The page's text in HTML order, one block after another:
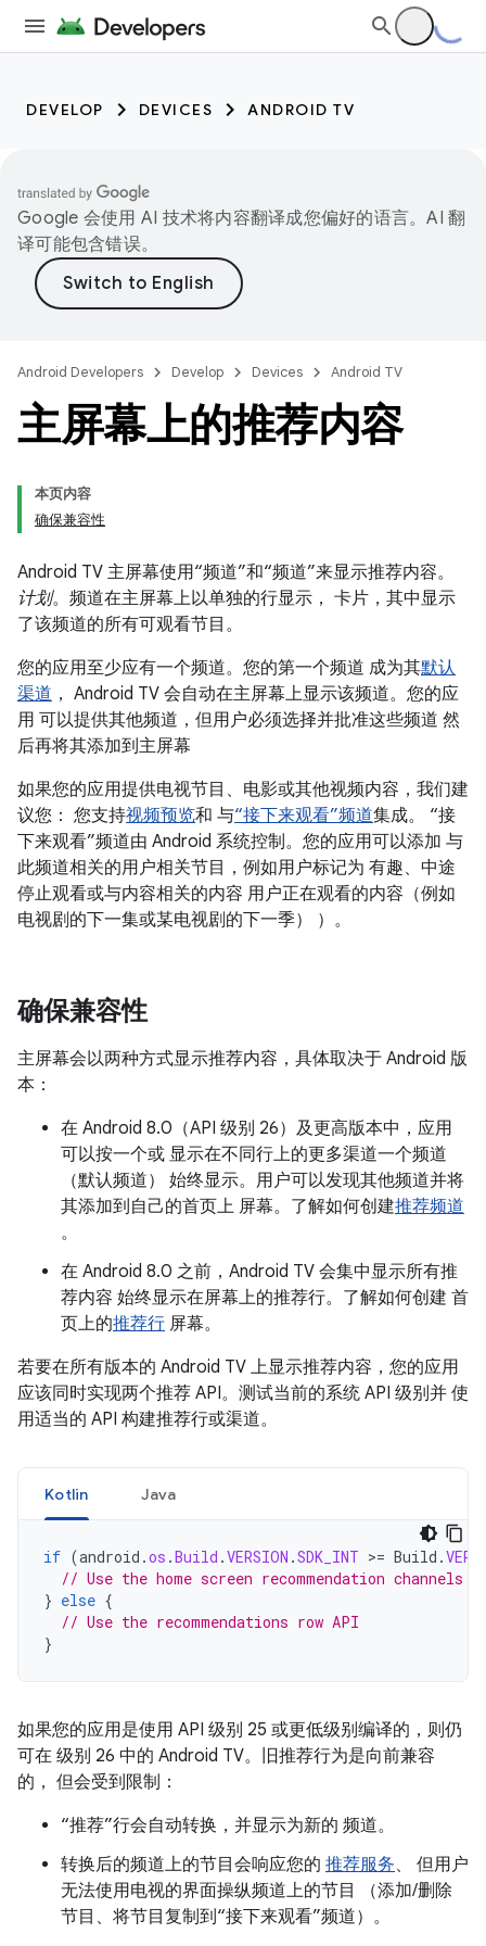
DEVELOP DEVICES ANDROID TV
Google 会使用 AI 技术将内容翻译成您偏好的语言。AI 翻
译可能包含错误。
Android Developers Develop Devices Android TV
主屏幕上的推荐内容
本页内容
确保兼容性
Android TV 主屏幕使用“频道”和“频道”来显示推荐内容。
计划。频道在主屏幕上以单独的行显示， 卡片，其中显示
了该频道的所有可观看节目。
您的应用至少应有一个频道。您的第一个频道 成为其默认
渠道 ， Android TV 会自动在主屏幕上显示该频道。您的应
用 可以提供其他频道，但用户必须选择并批准这些频道 然
后再将其添加到主屏幕
如果您的应用提供电视节目、电影或其他视频内容，我们建
议您： 您支持视频预览和 与“接下来观看”频道集成。 “接
下来观看”频道由 Android 系统控制。您的应用可以添加 与
此频道相关的用户相关节目，例如用户标记为 有趣、中途
停止观看或与内容相关的内容 用户正在观看的内容（例如
电视剧的下一集或某电视剧的下一季） ）。
确保兼容性
主屏幕会以两种方式显示推荐内容，具体取决于 Android 版
本：
在 Android 8.0（API 级别 26）及更高版本中，应用
可以按一个或 显示在不同行上的更多渠道一个频道
（默认频道） 始终显示。用户可以发现其他频道并将
其添加到自己的首页上 屏幕。了解如何创建推荐频道
。
在 Android 8.0 之前，Android TV 会集中显示所有推
荐内容 始终显示在屏幕上的推荐行。了解如何创建 首
页上的推荐行 屏幕。
若要在所有版本的 Android TV 上显示推荐内容，您的应用
应该同时实现两个推荐 API。测试当前的系统 API 级别并 使
用适当的 API 构建推荐行或渠道。
Kotlin Java
if (android .os .Build .VERSION .SDK_INT >= Build .
// Use the home screen recommendation channels
} else {
// Use the recommendations row API
}
如果您的应用是使用 API 级别 25 或更低级别编译的，则仍
可在 级别 26 中的 Android TV。旧推荐行为是向前兼容
的， 但会受到限制：
“推荐”行会自动转换，并显示为新的 频道。
转换后的频道上的节目会响应您的 推荐服务、 但用户
无法使用电视的界面操纵频道上的节目 （添加/删除
节目、将节目复制到“接下来观看”频道）。